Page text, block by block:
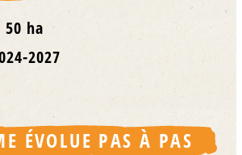
ha
2027
ÉVOLUE PAS À PAS